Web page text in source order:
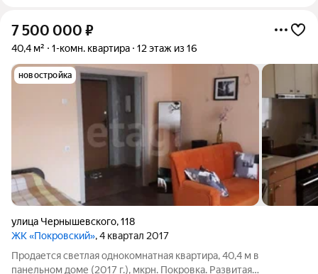
7 500 000 ₽
40,4 м² 1-комн. квартира 12 этаж из 16
новостройка
улица Чернышевского,118
ЖК «Покровский», 4 квартал 2017
Продается светлая однокомнатная квартира, 40,4 м в
панельном доме (2017 г.), мкрн. Покровка. Развитая